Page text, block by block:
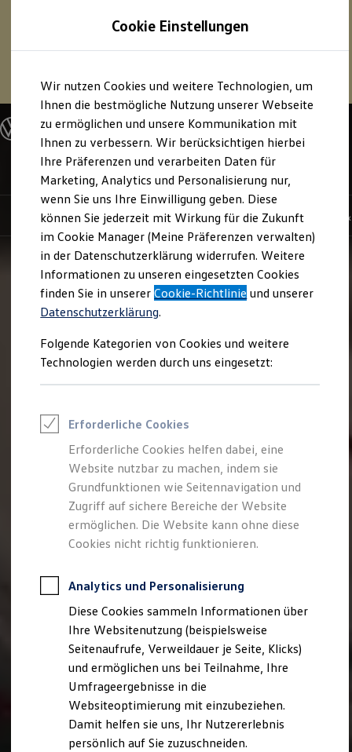
Hauptinhalt
springen
Footer
springen
Profitieren Sie von bis zu6.000 € 1
VolkswagenID. oder
Hybridmodelle.
Mehr zur E‑Auto-Förderung
ID. Cross
Highlights Details & Ausstattung Kauf, Leasing
Modelle und Konfigurator
Konfigurator
Modelle vergleichen
Konfiguration laden
Autosuche
Elektroautos
ENERGY Sondermodelle
Nutzfahrzeuge
SUV und CUV
Familienautos
Kombis
Kompaktwagen
Sportwagen
Schnell verfügbare Fahrzeuge
Angebote und Produkte
Aktuelle Angebote
E-Auto-Förderung
Volkswagen Marktplatz
Elektromobilität bei Gebrauchtwagen
Saisonangebote
Reifenpakete
Leasing
Leasing-Angebote
Gebrauchtwagen Leasing
Junge Gebrauchtwagen-Leasing
Elektroauto Leasing
Kleinwagen-Leasing
Autokredit mit Schlussrate
Versicherungen und Garantien
Kfz-Versicherung
Restschuldversicherungen
Garantien
Wartungsverträge
Geschäftskunden
Professional Class bei Volkswagen
Großkunden
Behörden
Direktkunden
Sonderfahrzeuge
Cookie Einstellungen
Wir nutzen Cookies und weitere Technologien, um
Ihnen die bestmögliche Nutzung unserer Webseite
zu ermöglichen und unsere Kommunikation mit
Ihnen zu verbessern. Wir berücksichtigen hierbei
Ihre Präferenzen und verarbeiten Daten für
Marketing, Analytics und Personalisierung nur,
wenn Sie uns Ihre Einwilligung geben. Diese
können Sie jederzeit mit Wirkung für die Zukunft
im Cookie Manager (Meine Präferenzen verwalten)
in der Datenschutzerklärung widerrufen. Weitere
Informationen zu unseren eingesetzten Cookies
finden Sie in unsererCookie-Richtlinie und unserer
Datenschutzerklärung.
Folgende Kategorien von Cookies und weitere
Technologien werden durch uns eingesetzt:
Erforderliche Cookies
Erforderliche Cookies helfen dabei, eine
Website nutzbar zu machen, indem sie
Grundfunktionen wie Seitennavigation und
Zugriff auf sichere Bereiche der Website
ermöglichen. Die Website kann ohne diese
Cookies nicht richtig funktionieren.
Analytics und Personalisierung
Diese Cookies sammeln Informationen über
Ihre Websitenutzung (beispielsweise
Seitenaufrufe, Verweildauer je Seite, Klicks)
und ermöglichen uns bei Teilnahme, Ihre
Umfrageergebnisse in die
Websiteoptimierung mit einzubeziehen.
Damit helfen sie uns, Ihr Nutzererlebnis
persönlich auf Sie zuzuschneiden.